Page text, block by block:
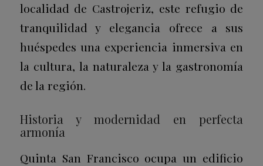
localidad de Castrojeriz, este refugio de
tranquilidad y elegancia ofrece a sus
huéspedes una experiencia inmersiva en
la cultura, la naturaleza y la gastronomía
de la región.
Historia y modernidad en perfecta
armonía
Quinta San Francisco ocupa un edificio